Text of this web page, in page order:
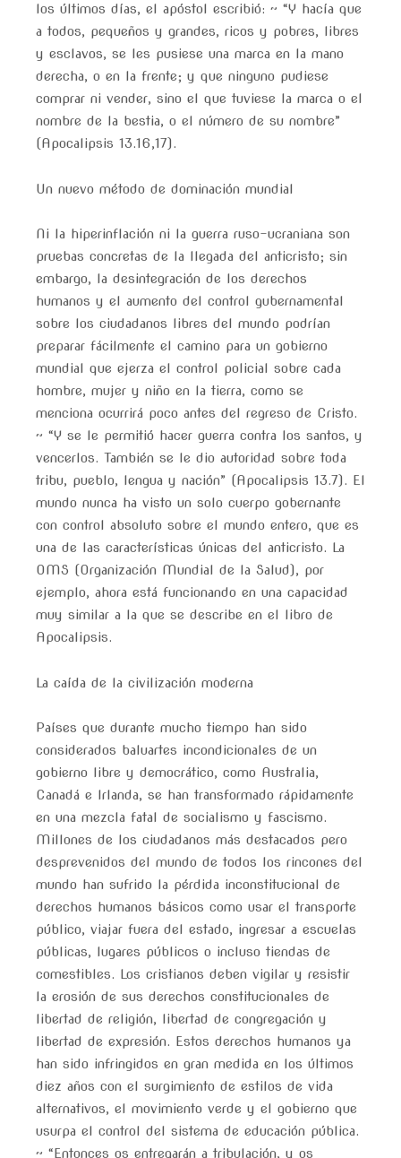
los últimos días, el apóstol escribió: ~ “Y hacía que
a todos, pequeños y grandes, ricos y pobres, libres
y esclavos, se les pusiese una marca en la mano
derecha, o en la frente; y que ninguno pudiese
comprar ni vender, sino el que tuviese la marca o el
nombre de la bestia, o el número de su nombre”
(Apocalipsis 13.16,17).
Un nuevo método de dominación mundial
Ni la hiperinflación ni la guerra ruso-ucraniana son
pruebas concretas de la llegada del anticristo; sin
embargo, la desintegración de los derechos
humanos y el aumento del control gubernamental
sobre los ciudadanos libres del mundo podrían
preparar fácilmente el camino para un gobierno
mundial que ejerza el control policial sobre cada
hombre, mujer y niño en la tierra, como se
menciona ocurrirá poco antes del regreso de Cristo.
~ “Y se le permitió hacer guerra contra los santos, y
vencerlos. También se le dio autoridad sobre toda
tribu, pueblo, lengua y nación” (Apocalipsis 13.7). El
mundo nunca ha visto un solo cuerpo gobernante
con control absoluto sobre el mundo entero, que es
una de las características únicas del anticristo. La
OMS (Organización Mundial de la Salud), por
ejemplo, ahora está funcionando en una capacidad
muy similar a la que se describe en el libro de
Apocalipsis.
La caída de la civilización moderna
Países que durante mucho tiempo han sido
considerados baluartes incondicionales de un
gobierno libre y democrático, como Australia,
Canadá e Irlanda, se han transformado rápidamente
en una mezcla fatal de socialismo y fascismo.
Millones de los ciudadanos más destacados pero
desprevenidos del mundo de todos los rincones del
mundo han sufrido la pérdida inconstitucional de
derechos humanos básicos como usar el transporte
público, viajar fuera del estado, ingresar a escuelas
públicas, lugares públicos o incluso tiendas de
comestibles. Los cristianos deben vigilar y resistir
la erosión de sus derechos constitucionales de
libertad de religión, libertad de congregación y
libertad de expresión. Estos derechos humanos ya
han sido infringidos en gran medida en los últimos
diez años con el surgimiento de estilos de vida
alternativos, el movimiento verde y el gobierno que
usurpa el control del sistema de educación pública.
~ “Entonces os entregarán a tribulación, y os